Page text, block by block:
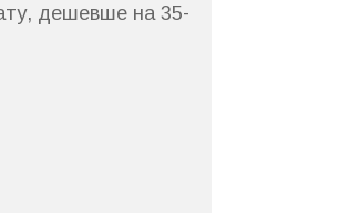
дешевше на 35-